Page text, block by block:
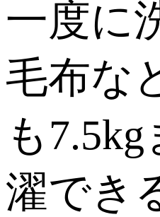
一度に
毛布な
も
濯でき